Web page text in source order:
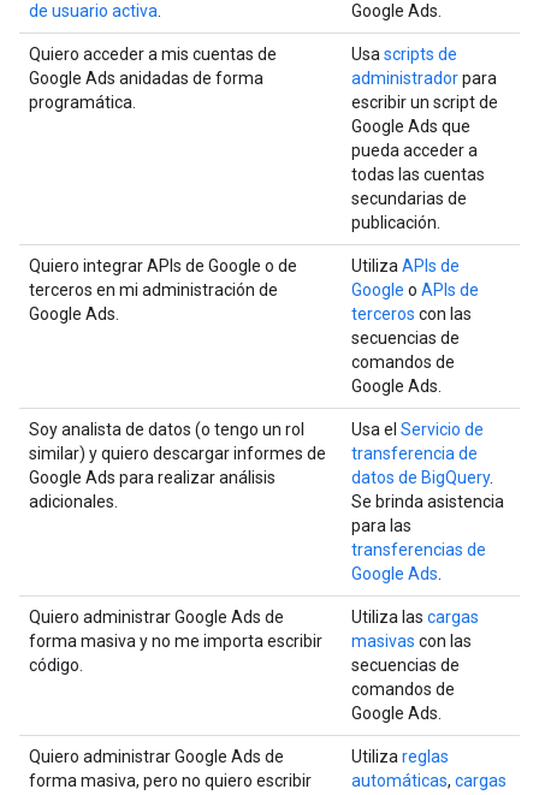
de usuario activa
Google Ads.
Quiero acceder a mis cuentas de
Google Ads anidadas de forma
programática.
Usa scripts de
administradorpara
escribir un script de
Google Ads que
pueda acceder a
todas las cuentas
secundarias de
publicación.
Quiero integrar APIs de Google o de
terceros en mi administración de
Google Ads.
Utiliza APIs de
Google o APIs de
terceros con las
secuencias de
comandos de
Google Ads.
Soy analista de datos (o tengo un rol
similar) y quiero descargar informes de
Google Ads para realizar análisis
adicionales.
Usa el Servicio de
transferencia de
datos de BigQuery.
Se brinda asistencia
para las
transferencias de
Google Ads
Quiero administrar Google Ads de
forma masiva y no me importa escribir
código.
Utiliza las cargas
masivas con las
secuencias de
comandos de
Google Ads.
Quiero administrar Google Ads de
forma masiva, pero no quiero escribir
Utiliza reglas
automáticas, cargas